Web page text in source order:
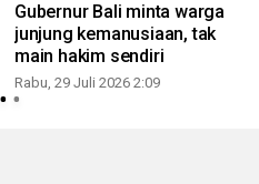
Gubernur Bali minta warga
junjung kemanusiaan, tak
main hakim sendiri
Rabu, 29 Juli 2026 2:09